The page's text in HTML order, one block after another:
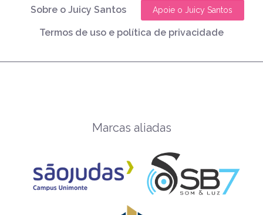
Sobre o Juicy Santos Apoie o Juicy Santos
Termos de uso e política de privacidade
Marcas aliadas